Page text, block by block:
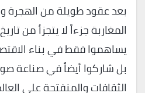
بعد عقود طويلة من الهجرة
المغاربة جزءاً لا يتجزأ من
يساهموا فقط في بناء
بل شاركوا أيضاً في صناعة
الثقافات والمنفتحة على